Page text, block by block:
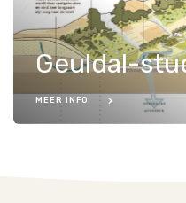
Geuldal-
MEER INFO